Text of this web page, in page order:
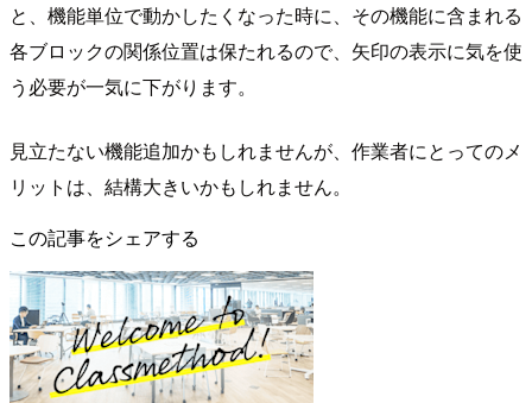
と、機能単位で動かしたくなった時に、その機能に含まれる
各ブロックの関係位置は保たれるので、矢印の表示に気を使
う必要が一気に下がります。
見立たない機能追加かもしれませんが、作業者にとってのメ
リットは、結構大きいかもしれません。
この記事をシェアする